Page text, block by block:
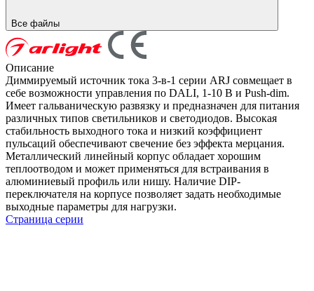
Все файлы
Описание
Диммируемый источник тока 3-в-1 серии ARJ совмещает в
себе возможности управления по DALI, 1-10 В и Push-dim.
Имеет гальваническую развязку и предназначен для питания
различных типов светильников и светодиодов. Высокая
стабильность выходного тока и низкий коэффициент
пульсаций обеспечивают свечение без эффекта мерцания.
Металлический линейный корпус обладает хорошим
теплоотводом и может применяться для встраивания в
алюминиевый профиль или нишу. Наличие DIP-
переключателя на корпусе позволяет задать необходимые
выходные параметры для нагрузки.
Страница серии